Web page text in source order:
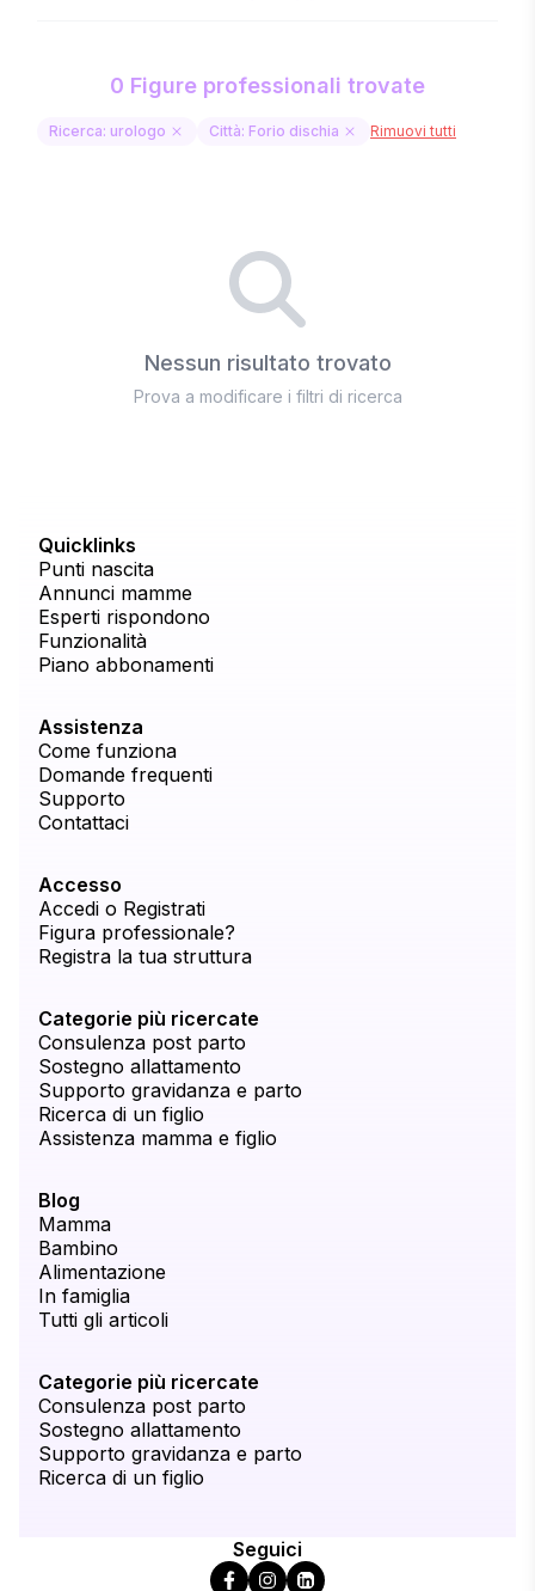
0 Figure professionali trovate
Ricerca: urologo Città: Forio dischia Rimuovi tutti
Nessun risultato trovato
Prova a modificare i filtri di ricerca
Quicklinks
Punti nascita
Annunci mamme
Esperti rispondono
Funzionalità
Piano abbonamenti
Assistenza
Come funziona
Domande frequenti
Supporto
Contattaci
Accesso
Accedi o Registrati
Figura professionale?
Registra la tua struttura
Categorie più ricercate
Consulenza post parto
Sostegno allattamento
Supporto gravidanza e parto
Ricerca di un figlio
Assistenza mamma e figlio
Blog
Mamma
Bambino
Alimentazione
In famiglia
Tutti gli articoli
Categorie più ricercate
Consulenza post parto
Sostegno allattamento
Supporto gravidanza e parto
Ricerca di un figlio
Seguici